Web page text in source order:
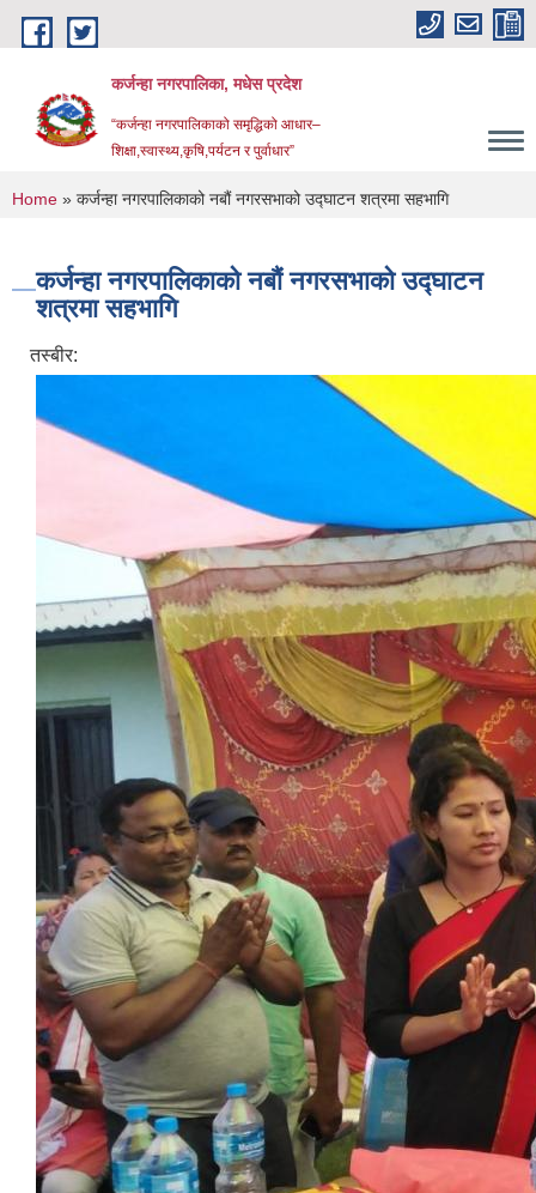
Skip to main content
कर्जन्हा नगरपालिका, मधेस प्रदेश
“कर्जन्हा नगरपालिकाको समृद्धिको आधार–
शिक्षा,स्वास्थ्य,कृषि,पर्यटन र पुर्वाधार”
You are here
Home » कर्जन्हा नगरपालिकाको नबौं नगरसभाको उद्घाटन शत्रमा सहभागि
कर्जन्हा नगरपालिकाको नबौं नगरसभाको उद्घाटन
शत्रमा सहभागि
तस्बीर: